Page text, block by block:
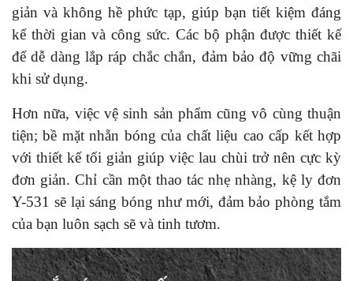
giản và không hề phức tạp, giúp bạn tiết kiệm đáng
kể thời gian và công sức. Các bộ phận được thiết kế
để dễ dàng lắp ráp chắc chắn, đảm bảo độ vững chãi
khi sử dụng.
Hơn nữa, việc vệ sinh sản phẩm cũng vô cùng thuận
tiện; bề mặt nhẵn bóng của chất liệu cao cấp kết hợp
với thiết kế tối giản giúp việc lau chùi trở nên cực kỳ
đơn giản. Chỉ cần một thao tác nhẹ nhàng, kệ ly đơn
Y-531 sẽ lại sáng bóng như mới, đảm bảo phòng tắm
của bạn luôn sạch sẽ và tinh tươm.